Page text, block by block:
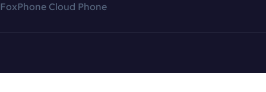
FoxPhone Cloud Phone